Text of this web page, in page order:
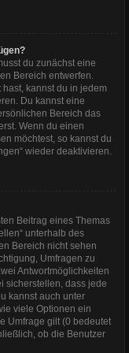
du zunächst eine
Bereich entwerfen.
kannst du in jedem
Du kannst eine
Bereich das
Wenn du einen
möchtest, so kannst du
wieder deaktivieren.
Beitrag eines Themas
unterhalb des
Bereich nicht sehen
Umfragen zu
Antwortmöglichkeiten
sicherstellen, dass jede
kannst auch unter
viele Optionen ein
Umfrage gilt (0 bedeutet
ob die Benutzer